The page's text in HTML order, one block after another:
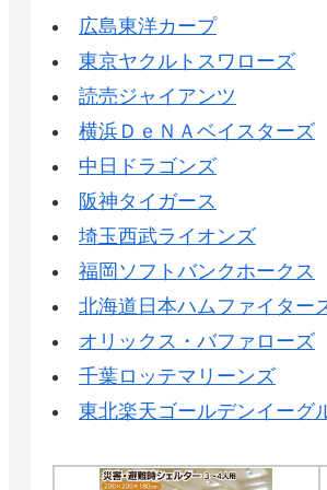
広島東洋カープ
東京ヤクルトスワローズ
読売ジャイアンツ
横浜ＤｅＮＡベイスターズ
中日ドラゴンズ
阪神タイガース
埼玉西武ライオンズ
福岡ソフトバンクホークス
北海道日本ハムファイター
オリックス・バファローズ
千葉ロッテマリーンズ
東北楽天ゴールデンイーグ